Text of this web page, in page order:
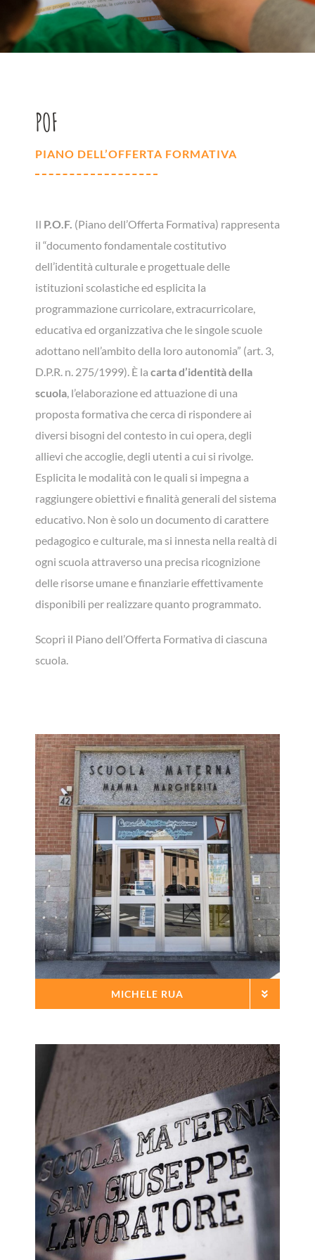
POF
PIANO DELL’OFFERTA FORMATIVA
Il P.O.F. (Piano dell’Offerta Formativa) rappresenta
il “documento fondamentale costitutivo
dell’identità culturale e progettuale delle
istituzioni scolastiche ed esplicita la
programmazione curricolare, extracurricolare,
educativa ed organizzativa che le singole scuole
adottano nell’ambito della loro autonomia” (art. 3,
D.P.R. n. 275/1999). È la carta d’identità della
scuola, l’elaborazione ed attuazione di una
proposta formativa che cerca di rispondere ai
diversi bisogni del contesto in cui opera, degli
allievi che accoglie, degli utenti a cui si rivolge.
Esplicita le modalità con le quali si impegna a
raggiungere obiettivi e finalità generali del sistema
educativo. Non è solo un documento di carattere
pedagogico e culturale, ma si innesta nella realtà di
ogni scuola attraverso una precisa ricognizione
delle risorse umane e finanziarie effettivamente
disponibili per realizzare quanto programmato.
Scopri il Piano dell’Offerta Formativa di ciascuna
scuola.
MICHELE RUA